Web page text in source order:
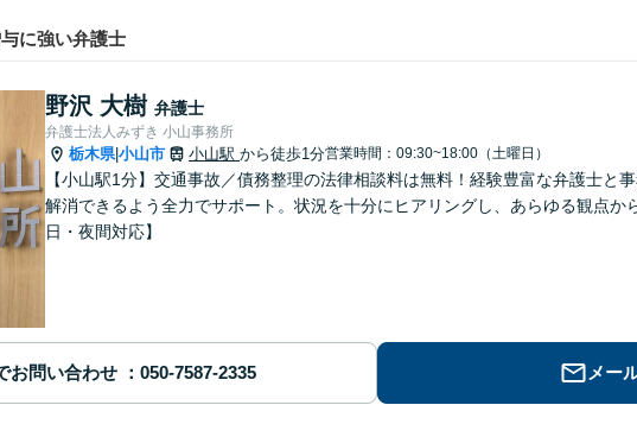
に強い弁護士
野沢 大樹 弁護士
弁護士法人みずき 小山事務所
栃木県|小山市 小山駅 から徒歩1分営業時間：09:30~18:00（土曜日）
【小山駅1分】交通事故／債務整理の法律相談料は無料！経験豊富な弁護士と
解消できるよう全力でサポート。状況を十分にヒアリングし、あらゆる観点か
日・夜間対応】
お問い合わせ メー